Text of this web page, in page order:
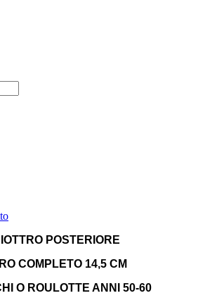
POSTERIORE
COMPLETO 14,5 CM
O ROULOTTE ANNI 50-60